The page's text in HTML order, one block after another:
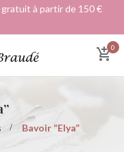
à partir de 150 €
0
Bavoir “Elya”